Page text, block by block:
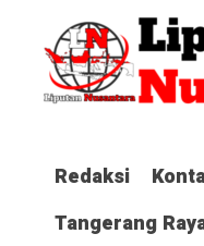
Redaksi
Tangerang
Redaksi
Tangerang